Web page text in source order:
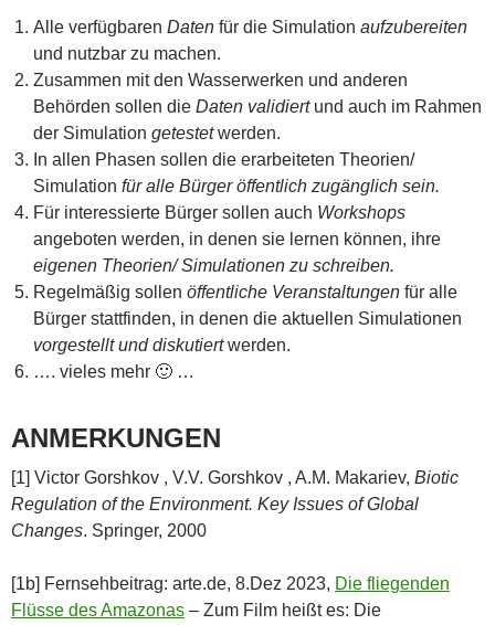
Alle verfügbaren Daten für die Simulation aufzubereiten
und nutzbar zu machen.
Zusammen mit den Wasserwerken und anderen
Behörden sollen die Daten validiertund auch im Rahmen
der Simulation getestetwerden.
In allen Phasen sollen die erarbeiteten Theorien/
Simulation für alle Bürger öffentlich zugänglich sein.
Für interessierte Bürger sollen auch Workshops
angeboten werden, in denen sie lernen können, ihre
eigenen Theorien/ Simulationen zu schreiben.
Regelmäßig sollen öffentliche Veranstaltungen für alle
Bürger stattfinden, in denen die aktuellen Simulationen
vorgestellt und diskutiertwerden.
…. vieles mehr 🙂 …
ANMERKUNGEN
[1] Victor Gorshkov , V.V. Gorshkov , A.M. Makariev, Biotic
Regulation of the Environment. Key Issues of Global
Changes. Springer, 2000
[1b] Fernsehbeitrag: arte.de, 8.Dez 2023, Die fliegenden
Flüsse des Amazonas – Zum Film heißt es: Die